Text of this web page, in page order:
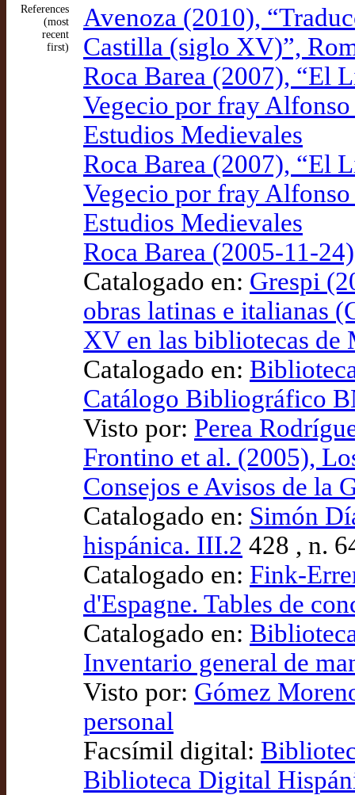
References
(most
recent
first)
Avenoza (2010),
Castilla (siglo XV)”,
Roca Barea (2007), “El
Vegecio por fray
Estudios Medievales
Roca Barea (2007), “El
Vegecio por fray
Estudios Medievales
Roca Barea (2005-11-
Catalogado en: Grespi
obras latinas e italianas
XV en las bibliotecas
Catalogado en:
Catálogo Bibliográfico
Visto por: Perea
Frontino et al. (2005),
Consejos e Avisos de la
Catalogado en: Simón
hispánica. III.2 428 , n.
Catalogado en: Fink-
d'Espagne. Tables de
Catalogado en:
Inventario general de
Visto por: Gómez
personal
Facsímil digital:
Biblioteca Digital